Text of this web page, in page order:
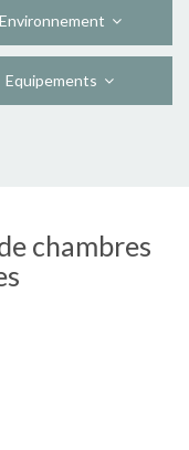
Environnement
Equipements
chambres